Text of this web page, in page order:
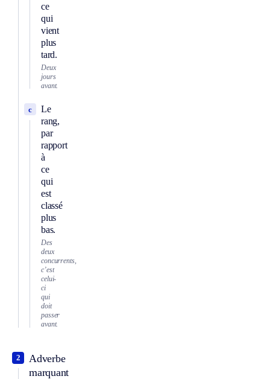
ce
qui
vient
plus
tard.
Deux
jours
avant.
Le
rang,
par
rapport
à
ce
qui
est
classé
plus
bas.
c
Des
deux
concurrents,
c’est
celui-
ci
qui
doit
passer
avant.
Adverbe
marquant
2